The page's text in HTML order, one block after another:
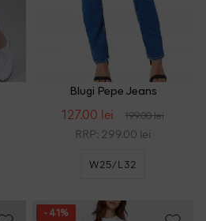
Blugi Pepe Jeans
127.00 lei 199.00 lei
RRP: 299.00 lei
W25/L32
- 41%